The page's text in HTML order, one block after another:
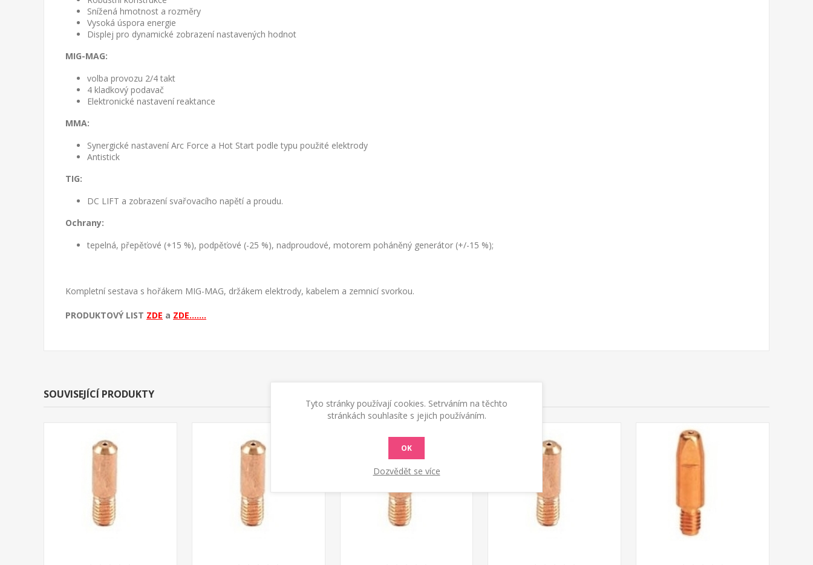
Snížená hmotnost a rozměry
Vysoká úspora energie
Displej pro dynamické zobrazení nastavených hodnot
MIG-MAG:
volba provozu 2/4 takt
4 kladkový podavač
Elektronické nastavení reaktance
MMA:
Synergické nastavení Arc Force a Hot Start podle typu použité elektrody
Antistick
TIG:
DC LIFT a zobrazení svařovacího napětí a proudu.
Ochrany:
tepelná, přepěťové (+15 %), podpěťové (-25 %), nadproudové, motorem poháněný generátor (+/-15 %);
Kompletní sestava s hořákem MIG-MAG, držákem elektrody, kabelem a zemnicí svorkou.
PRODUKTOVÝ LIST ZDE a ZDE.......
SOUVISEJÍCÍ PRODUKTY
Tyto stránky používají cookies. Setrváním na těchto
stránkách souhlasíte s jejich používáním.
OK
Dozvědět se více